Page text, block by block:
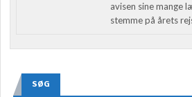
avisen sine mange
stemme på årets
SØG